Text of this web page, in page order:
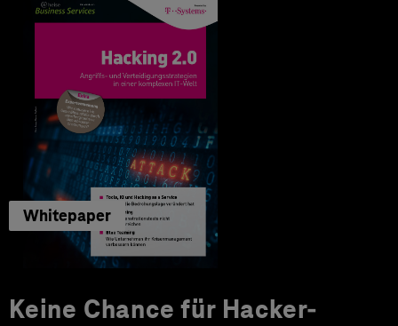
Whitepaper
Keine Chance für Hacker-